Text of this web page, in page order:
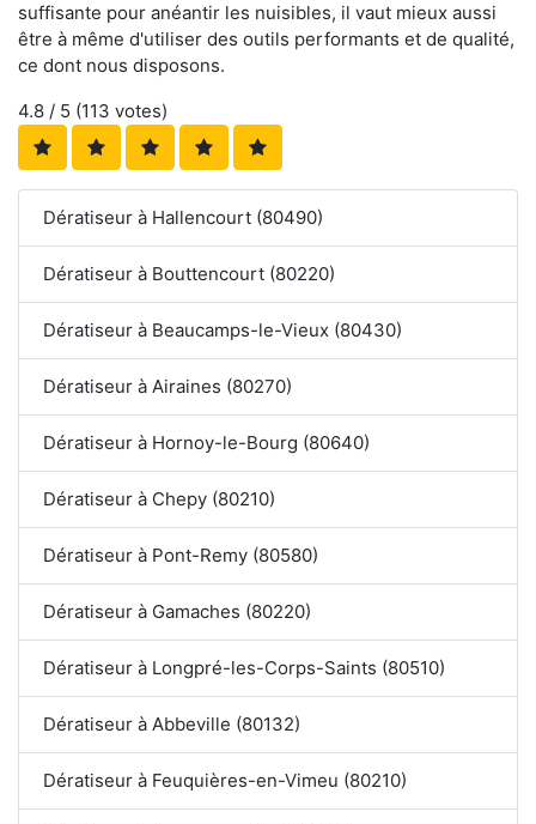
suffisante pour anéantir les nuisibles, il vaut mieux aussi
être à même d'utiliser des outils performants et de qualité,
ce dont nous disposons.
4.8 / 5 (113 votes)
Dératiseur à Hallencourt (80490)
Dératiseur à Bouttencourt (80220)
Dératiseur à Beaucamps-le-Vieux (80430)
Dératiseur à Airaines (80270)
Dératiseur à Hornoy-le-Bourg (80640)
Dératiseur à Chepy (80210)
Dératiseur à Pont-Remy (80580)
Dératiseur à Gamaches (80220)
Dératiseur à Longpré-les-Corps-Saints (80510)
Dératiseur à Abbeville (80132)
Dératiseur à Feuquières-en-Vimeu (80210)